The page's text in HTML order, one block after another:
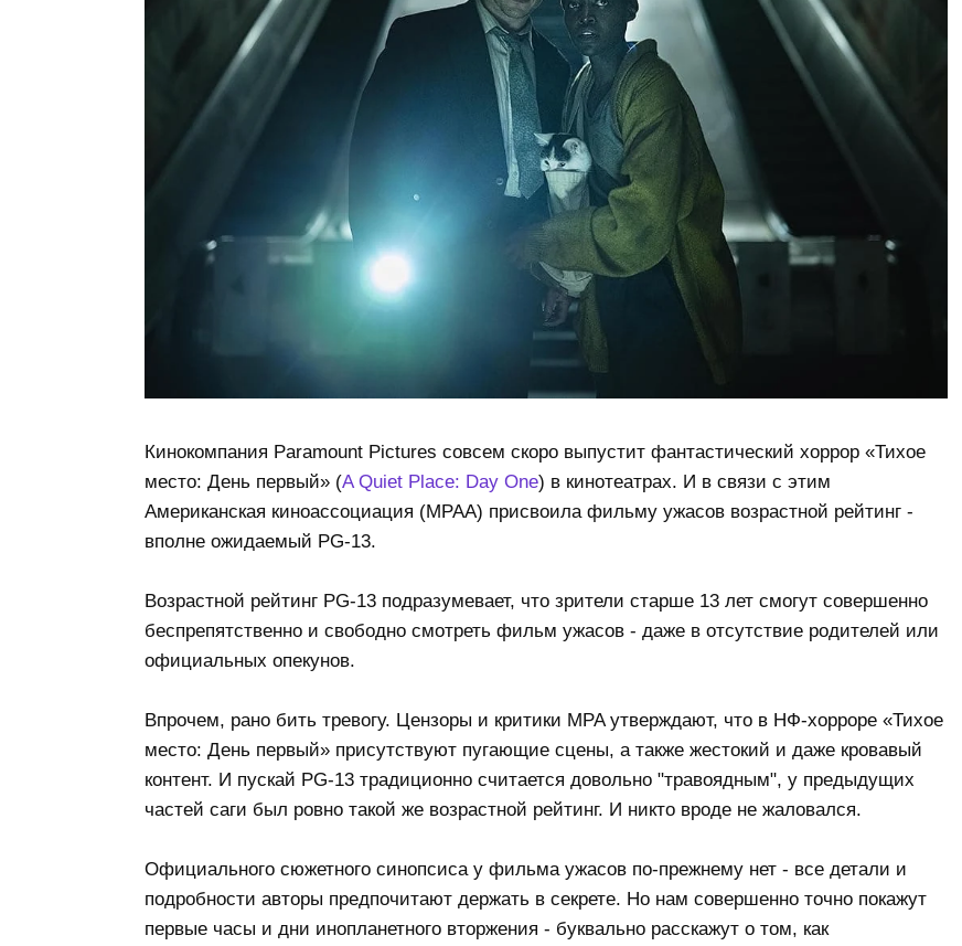
Кинокомпания Paramount Pictures совсем скоро выпустит фантастический хоррор «Тихое
место: День первый» (A Quiet Place: Day One) в кинотеатрах. И в связи с этим
Американская киноассоциация (MPAA) присвоила фильму ужасов возрастной рейтинг -
вполне ожидаемый PG-13.
Возрастной рейтинг PG-13 подразумевает, что зрители старше 13 лет смогут совершенно
беспрепятственно и свободно смотреть фильм ужасов - даже в отсутствие родителей или
официальных опекунов.
Впрочем, рано бить тревогу. Цензоры и критики MPA утверждают, что в НФ-хорроре «Тихое
место: День первый» присутствуют пугающие сцены, а также жестокий и даже кровавый
контент. И пускай PG-13 традиционно считается довольно "травоядным", у предыдущих
частей саги был ровно такой же возрастной рейтинг. И никто вроде не жаловался.
Официального сюжетного синопсиса у фильма ужасов по-прежнему нет - все детали и
подробности авторы предпочитают держать в секрете. Но нам совершенно точно покажут
первые часы и дни инопланетного вторжения - буквально расскажут о том, как